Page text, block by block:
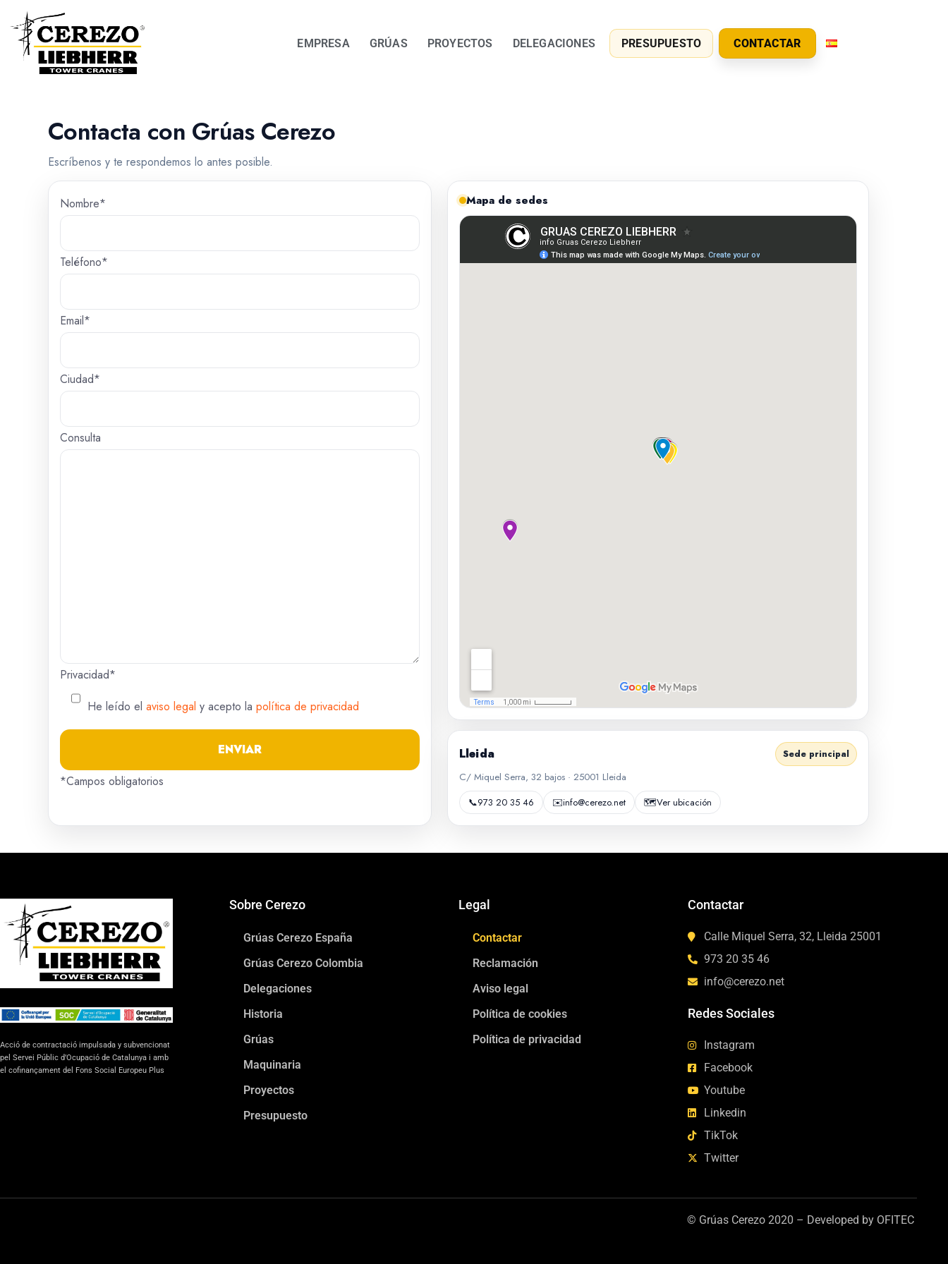
EMPRESA GRÚAS PROYECTOS DELEGACIONES PRESUPUESTO CONTACTAR
Contacta con Grúas Cerezo
Escríbenos y te respondemos lo antes posible.
Nombre*
Teléfono*
Email*
Ciudad*
Consulta
Privacidad*
He leído el aviso legal y acepto la política de privacidad
*Campos obligatorios
Mapa de sedes
Lleida Sede principal
C/ Miquel Serra, 32 bajos · 25001 Lleida
📞973 20 35 46 ✉️info@cerezo.net 🗺️Ver ubicación
Acció de contractació impulsada y subvencionat
pel Servei Públic d’Ocupació de Catalunya i amb
el cofinançament del Fons Social Europeu Plus
Sobre Cerezo
Grúas Cerezo España
Grúas Cerezo Colombia
Delegaciones
Historia
Grúas
Maquinaria
Proyectos
Presupuesto
Legal
Contactar
Reclamación
Aviso legal
Política de cookies
Política de privacidad
Contactar
Calle Miquel Serra, 32, Lleida 25001
973 20 35 46
info@cerezo.net
Redes Sociales
Instagram
Facebook
Youtube
Linkedin
TikTok
Twitter
© Grúas Cerezo 2020 – Developed by OFITEC